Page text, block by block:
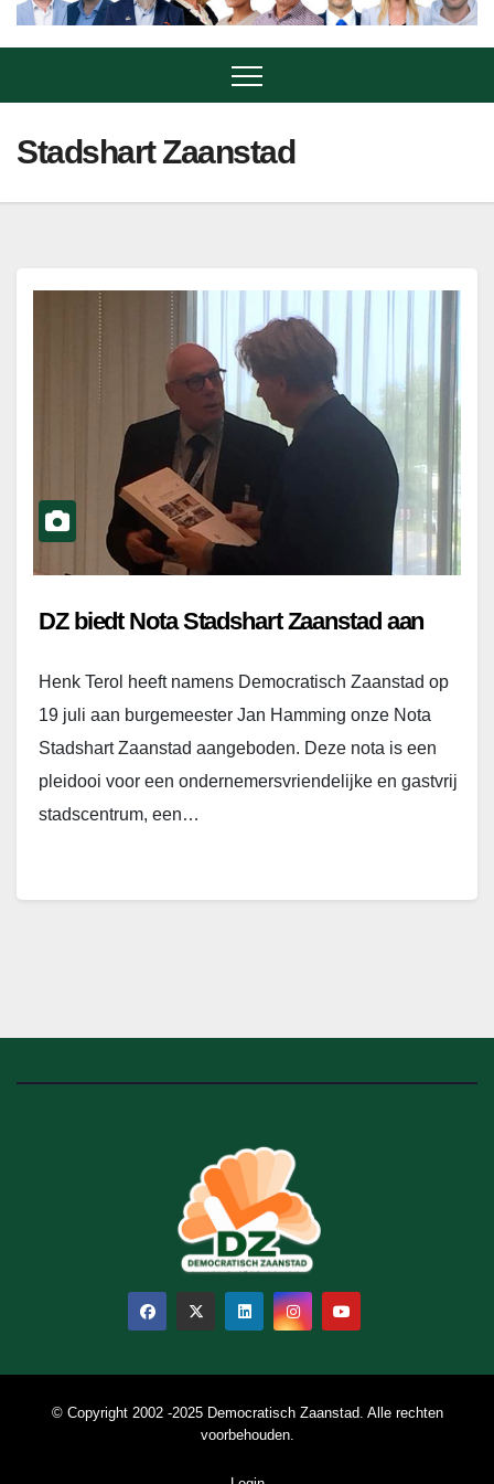
Stadshart Zaanstad
DZ biedt Nota Stadshart Zaanstad aan
Henk Terol heeft namens Democratisch Zaanstad op
19 juli aan burgemeester Jan Hamming onze Nota
Stadshart Zaanstad aangeboden. Deze nota is een
pleidooi voor een ondernemersvriendelijke en gastvrij
stadscentrum, een…
© Copyright 2002 -2025 Democratisch Zaanstad. Alle rechten
voorbehouden.